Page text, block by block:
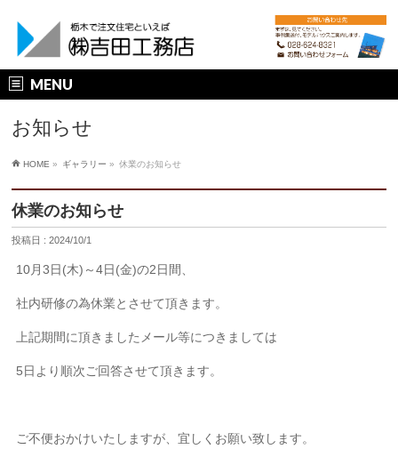
MENU
お知らせ
HOME » ギャラリー » 休業のお知らせ
休業のお知らせ
投稿日 : 2024/10/1
10月3日(木)～4日(金)の2日間、
社内研修の為休業とさせて頂きます。
上記期間に頂きましたメール等につきましては
5日より順次ご回答させて頂きます。
ご不便おかけいたしますが、宜しくお願い致します。